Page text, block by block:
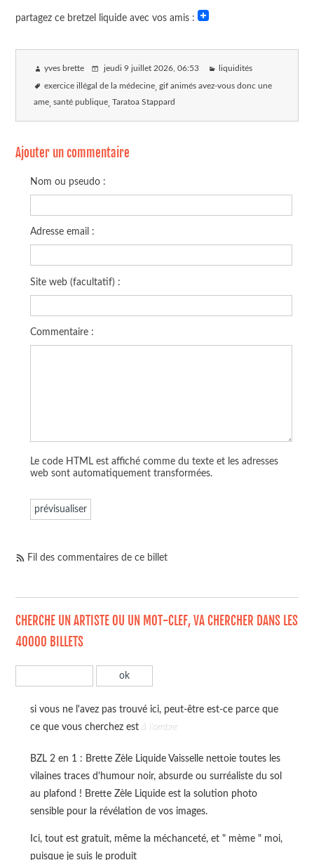
partagez ce bretzel liquide avec vos amis :
yves brette jeudi 9 juillet 2026, 06:53 liquidités
exercice illégal de la médecine gif animés avez-vous donc une
ame santé publique Taratoa Stappard
Ajouter un commentaire
Nom ou pseudo :
Adresse email :
Site web (facultatif) :
Commentaire :
Le code HTML est affiché comme du texte et les adresses
web sont automatiquement transformées.
Fil des commentaires de ce billet
CHERCHE UN ARTISTE OU UN MOT-CLEF, VA CHERCHER DANS LES
40000 BILLETS
si vous ne l'avez pas trouvé ici, peut-être est-ce parce que
ce que vous cherchez est à l'ombre
BZL 2 en 1 : Brette Zèle Liquide Vaisselle nettoie toutes les
vilaines traces d'humour noir, absurde ou surréaliste du sol
au plafond ! Brette Zèle Liquide est la solution photo
sensible pour la révélation de vos images.
Ici, tout est gratuit, même la méchanceté, et " mème " moi,
puisque je suis le produit